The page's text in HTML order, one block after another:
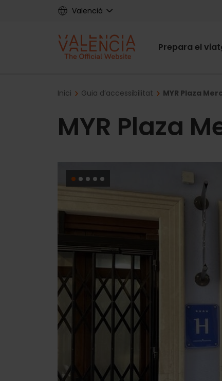
Valencià
Main
Prepara el
Breadcrumb
Inici Guia d’accessibilitat MYR Plaza
MYR Plaza